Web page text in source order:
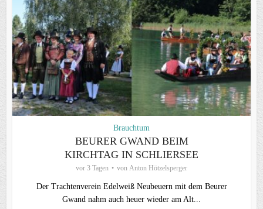
Brauchtum
BEURER GWAND BEIM
KIRCHTAG IN SCHLIERSEE
vor 3 Tagen von Anton Hötzelsperger
Der Trachtenverein Edelweiß Neubeuern mit dem Beurer
Gwand nahm auch heuer wieder am Alt...